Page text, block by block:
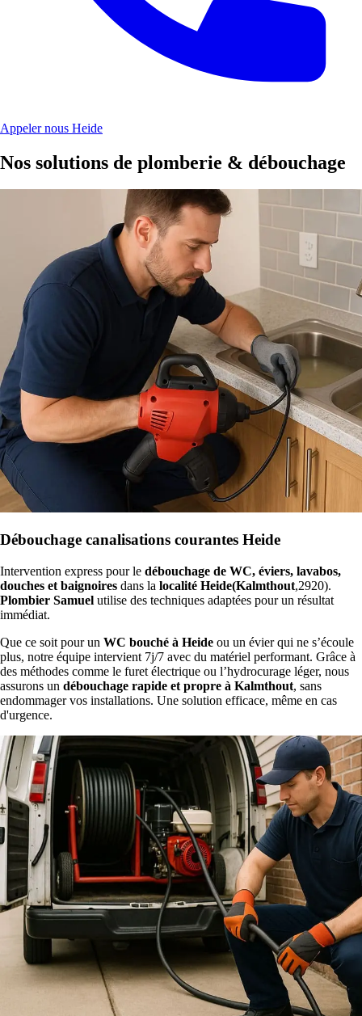
Appeler nous Heide
Nos solutions de plomberie & débouchage
Débouchage canalisations courantes Heide
Intervention express pour le débouchage de WC, éviers, lavabos,
douches et baignoires dans la localité Heide(Kalmthout,2920).
Plombier Samuel utilise des techniques adaptées pour un résultat
immédiat.
Que ce soit pour un WC bouché à Heide ou un évier qui ne s’écoule
plus, notre équipe intervient 7j/7 avec du matériel performant. Grâce à
des méthodes comme le furet électrique ou l’hydrocurage léger, nous
assurons un débouchage rapide et propre à Kalmthout, sans
endommager vos installations. Une solution efficace, même en cas
d'urgence.